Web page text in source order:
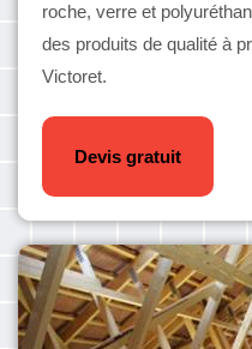
roche, verre et
des produits de qualité à
Victoret.
Devis gratuit